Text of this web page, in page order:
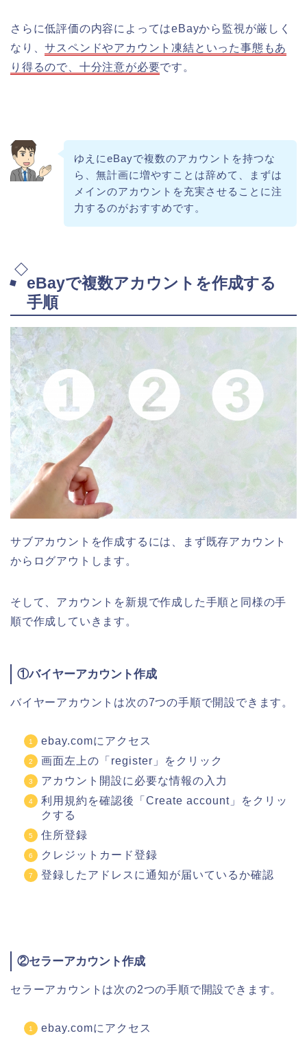
さらに低評価の内容によってはeBayから監視が厳しく
なり、サスペンドやアカウント凍結といった事態もあ
り得るので、十分注意が必要です。
ゆえにeBayで複数のアカウントを持つな
ら、無計画に増やすことは辞めて、まずは
メインのアカウントを充実させることに注
力するのがおすすめです。
eBayで複数アカウントを作成する
手順
サブアカウントを作成するには、まず既存アカウント
からログアウトします。
そして、アカウントを新規で作成した手順と同様の手
順で作成していきます。
①バイヤーアカウント作成
バイヤーアカウントは次の7つの手順で開設できます。
ebay.comにアクセス
画面左上の「register」をクリック
アカウント開設に必要な情報の入力
利用規約を確認後「Create account」をクリッ
クする
住所登録
クレジットカード登録
登録したアドレスに通知が届いているか確認
②セラーアカウント作成
セラーアカウントは次の2つの手順で開設できます。
ebay.comにアクセス